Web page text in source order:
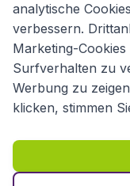
Richtlinien und
analytische
verbessern.
Marketing-
Surfverhalten zu
Werbung zu
klicken, stimmen